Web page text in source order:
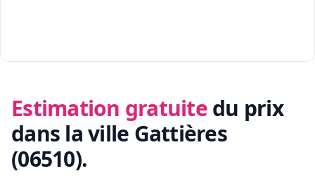
Estimation gratuite du prix
dans la ville Gattières
(06510).